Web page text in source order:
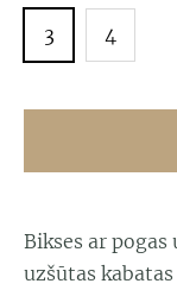
3
4
Bikses ar pogas
uzšūtas kabatas